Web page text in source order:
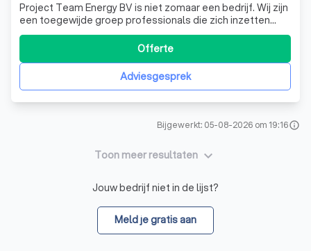
Project Team Energy BV is niet zomaar een bedrijf. Wij zijn
een toegewijde groep professionals die zich inzetten
voor het welzijn van onze gemeenschap. Als trotse
hoofdsponsor van HCWV (Hockey Club Wateringse Veld),
ondersteunen we actief de sportieve ontwikkeling van
onze jeugd. Onze betrokkenheid
Adviesgesprek
Offerte
Bijgewerkt: 05-08-2026 om 19:16info
Toon meer resultaten keyboard_arrow_down
Jouw bedrijf niet in de lijst?
Meld je gratis aan